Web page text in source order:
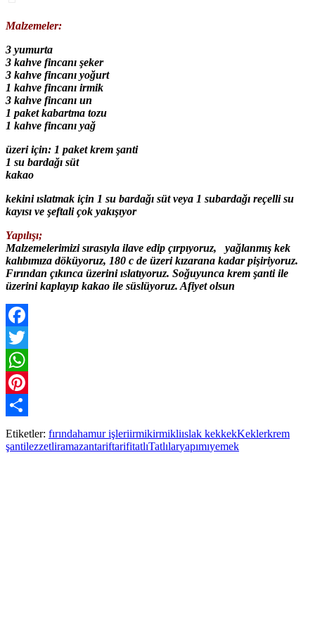
Malzemeler:
3 yumurta
3 kahve fincanı şeker
3 kahve fincanı yoğurt
1 kahve fincanı irmik
3 kahve fincanı un
1 paket kabartma tozu
1 kahve fincanı yağ
üzeri için: 1 paket krem şanti
1 su bardağı süt
kakao
kekini ıslatmak için 1 su bardağı süt veya 1 subardağı reçelli su
kayısı ve şeftali çok yakışıyor
Yapılışı;
Malzemelerimizi sırasıyla ilave edip çırpıyoruz, yağlanmış kek
kalıbımıza döküyoruz, 180 c de üzeri kızarana kadar pişiriyoruz.
Fırından çıkınca üzerini ıslatıyoruz. Soğuyunca krem şanti ile
üzerini kaplayıp kakao ile süslüyoruz. Afiyet olsun
Facebook
Twitter
WhatsApp
Pinterest
Paylaş
Etiketler: fırındahamur işleriirmikirmikliıslak kekkekKeklerkrem
şantilezzetliramazantariftarifitatlıTatlılaryapımıyemek